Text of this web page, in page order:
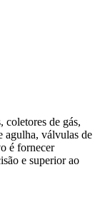
coletores de gás,
agulha, válvulas de
é fornecer
e superior ao